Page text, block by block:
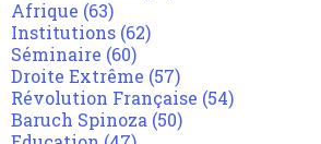
Afrique (63)
Institutions (62)
Séminaire (60)
Droite Extrême (57)
Révolution Française (54)
Baruch Spinoza (50)